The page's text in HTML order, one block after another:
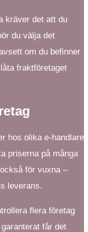
kräver det att du
du välja det
om du befinner
fraktföretaget
hos olika e-handlare
priserna på många
för vuxna –
leverans.
flera företag
får det